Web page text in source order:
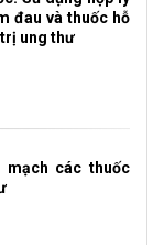
đau và thuốc hỗ
ung thư
mạch các thuốc